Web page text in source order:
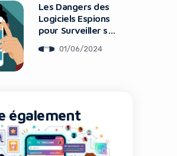
Les Dangers des
Logiciels Espions
pour Surveiller ses
01/06/2024
également
will turn off Ad-Blocker